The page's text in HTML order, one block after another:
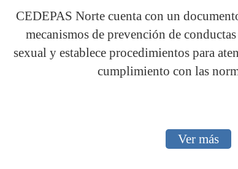
CEDEPAS Norte cuenta con un
mecanismos de prevención de
sexual y establece procedimientos para
cumplimiento con las
Ver más